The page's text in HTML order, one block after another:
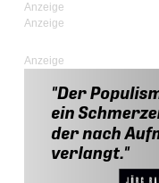
Anzeige